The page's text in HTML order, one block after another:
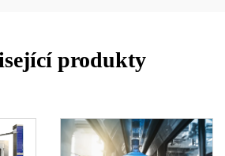
produkty